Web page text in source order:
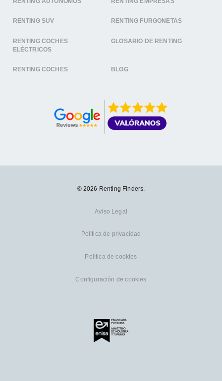
RENTING SUV RENTING FURGONETAS
RENTING COCHES
ELÉCTRICOS
GLOSARIO DE RENTING
RENTING COCHES BLOG
© 2026 Renting Finders.
Aviso Legal
Política de privacidad
Política de cookies
Configuración de cookies